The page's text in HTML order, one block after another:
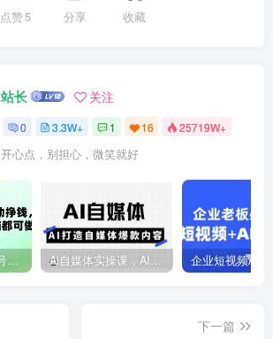
点赞5 分享 收藏
站长 关注
0 3.3W+ 1 16 25719W+
开心点，别担心，微笑就好
deepseek+AI公众号自动挣钱，轻松月入过W，手机电脑都可做 Ai自媒体实操课，AI打造自媒体爆款内容
下一篇